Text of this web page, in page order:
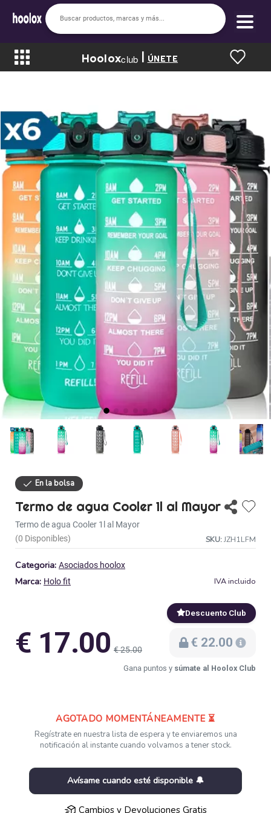
Bienvenido a hoolox
La evolución de la moda en línea.
Inicio
Soy nuevo
Mis compras
Club de Recompensas
Romper el Precio
Programa UGC
Descuentos
Ayuda
Iniciar sesión
Hooloxclub ÚNETE
32% de descuento
Termo de agua Cooler 1l al Mayor
Termo de agua Cooler 1l al Mayor
(0 Disponibles)
SKU:JZH1LFM
Categoria: Asociados hoolox
Marca: Holo fit IVA incluido
€ 17.00 € 25.00
Descuento Club
€ 22.00
Gana puntos y súmate al Hoolox Club
AGOTADO MOMENTÁNEAMENTE ⏳
Regístrate en nuestra lista de espera y te enviaremos una
notificación al instante cuando volvamos a tener stock.
Avísame cuando esté disponible 🔔
Cambios y Devoluciones Gratis